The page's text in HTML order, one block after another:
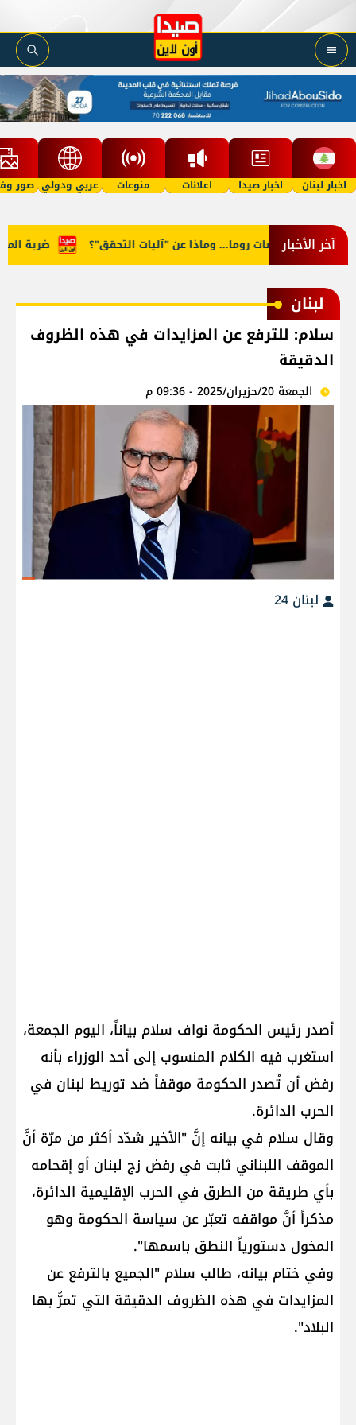
اخبار لبنان اخبار صيدا اعلانات منوعات عربي ودولي صور
آخر الأخبار ضربة في مفاوضات روما... وماذا عن "آليات التحقق"؟
لبنان
سلام: للترفع عن المزايدات في هذه الظروف
الدقيقة
الجمعة 20/حزيران/2025 - 09:36 م
لبنان 24
أصدر رئيس الحكومة نواف سلام بياناً، اليوم الجمعة،
استغرب فيه الكلام المنسوب إلى أحد الوزراء بأنه
رفض أن تُصدر الحكومة موقفاً ضد توريط لبنان في
الحرب الدائرة.
وقال سلام في بيانه إنَّ "الأخير شدّد أكثر من مرّة أنَّ
الموقف اللبناني ثابت في رفض زج لبنان أو إقحامه
بأي طريقة من الطرق في الحرب الإقليمية الدائرة،
مذكراً أنَّ مواقفه تعبّر عن سياسة الحكومة وهو
المخول دستورياً النطق باسمها".
وفي ختام بيانه، طالب سلام "الجميع بالترفع عن
المزايدات في هذه الظروف الدقيقة التي تمرُّ بها
البلاد".